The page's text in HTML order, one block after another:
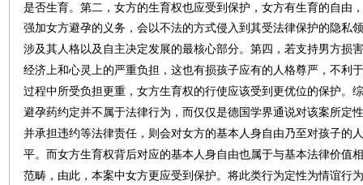
是否生育。第二，女方的生育权也应受到保护，女方有生育的自由
强加女方避孕的义务，会以不法的方式侵入到其受法律保护的隐私
涉及其人格以及自主决定发展的最核心部分。第四，若支持男方损
经济上和心灵上的严重负担，这也有损孩子应有的人格尊严，不利
过程中所受负担更重，女方生育权的行使应该受到更优位的保护。
避孕药约定并不属于法律行为，而仅仅是德国学界通说对该案所定
并承担违约等法律责任，则会对女方的基本人身自由乃至对孩子的
平。而女方生育权背后对应的基本人身自由也属于与基本法律价值
范畴，由此，本案中女方更应受到保护。将此类行为定性为情谊行